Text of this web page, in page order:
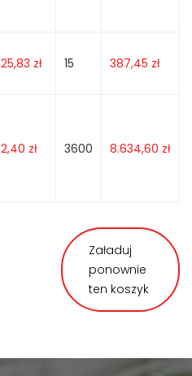
25,83 zł 15 387,45 zł
2,40 zł 3600 8.634,60 zł
Załaduj
ponownie
ten koszyk